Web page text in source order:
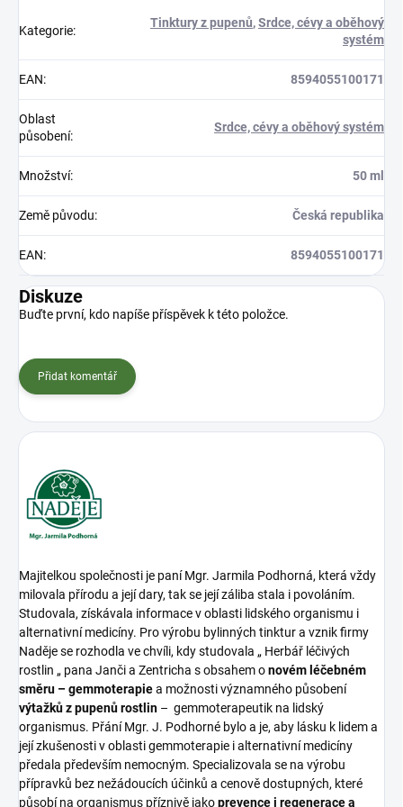
Kategorie:
Tinktury z pupenů,Srdce, cévy a oběhový
systém
EAN: 8594055100171
Oblast
působení:
Srdce, cévy a oběhový systém
Množství: 50 ml
Země původu: Česká republika
EAN: 8594055100171
Diskuze
Buďte první, kdo napíše příspěvek k této položce.
Přidat komentář
Majitelkou společnosti je paní Mgr. Jarmila Podhorná, která vždy
milovala přírodu a její dary, tak se její záliba stala i povoláním.
Studovala, získávala informace v oblasti lidského organismu i
alternativní medicíny. Pro výrobu bylinných tinktur a vznik firmy
Naděje se rozhodla ve chvíli, kdy studovala „ Herbář léčivých
rostlin „ pana Janči a Zentricha s obsahem onovém léčebném
směru – gemmoterapiea možnosti významného působení
výtažků z pupenů rostlin – gemmoterapeutik na lidský
organismus. Přání Mgr. J. Podhorné bylo a je, aby lásku k lidem a
její zkušenosti v oblasti gemmoterapie i alternativní medicíny
předala především nemocným. Specializovala se na výrobu
přípravků bez nežádoucích účinků a cenově dostupných, které
působí na organismus příznivě jakoprevence i regenerace a